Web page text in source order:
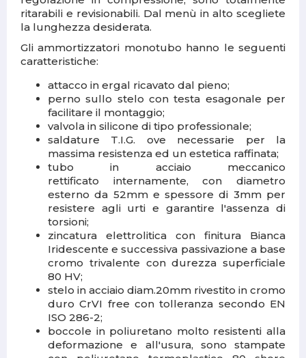
ritarabili e revisionabili. Dal menù in alto scegliete
la lunghezza desiderata.
Gli ammortizzatori monotubo hanno le seguenti
caratteristiche:
attacco in ergal ricavato dal pieno;
perno sullo stelo con testa esagonale per
facilitare il montaggio;
valvola in silicone di tipo professionale;
saldature T.I.G. ove necessarie per la
massima resistenza ed un estetica raffinata;
tubo in acciaio meccanico
rettificato internamente, con diametro
esterno da 52mm e spessore di 3mm per
resistere agli urti e garantire l'assenza di
torsioni;
zincatura elettrolitica con finitura Bianca
Iridescente e successiva passivazione a base
cromo trivalente con durezza superficiale
80 HV;
stelo in acciaio diam.20mm rivestito in cromo
duro CrVI free con tolleranza secondo EN
ISO 286-2;
boccole in poliuretano molto resistenti alla
deformazione e all'usura, sono stampate